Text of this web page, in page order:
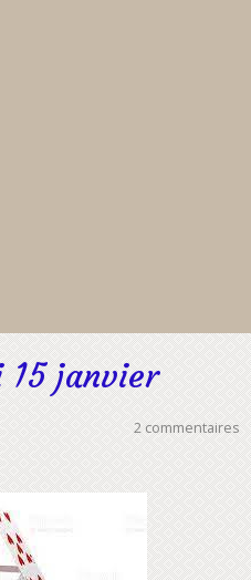
15 janvier
2 commentaires